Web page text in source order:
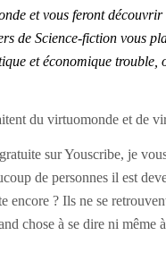
et vous feront
de Science-fiction vous
et économique trouble,
du virtuomonde et de
te sur Youscribe, je
de personnes il est
encore ? Ils ne se
chose à se dire ni même